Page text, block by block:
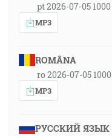
pt 2026-07-05 1000
MP3
ROMÂNA
ro 2026-07-05 1000
MP3
РУССКИЙ ЯЗЫК